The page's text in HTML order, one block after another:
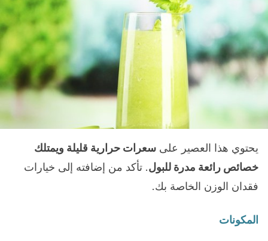
يحتوي هذا العصير على سعرات حرارية قليلة ويمتلك
خصائص رائعة مدرة للبول. تأكد من إضافته إلى خيارات
فقدان الوزن الخاصة بك.
المكونات